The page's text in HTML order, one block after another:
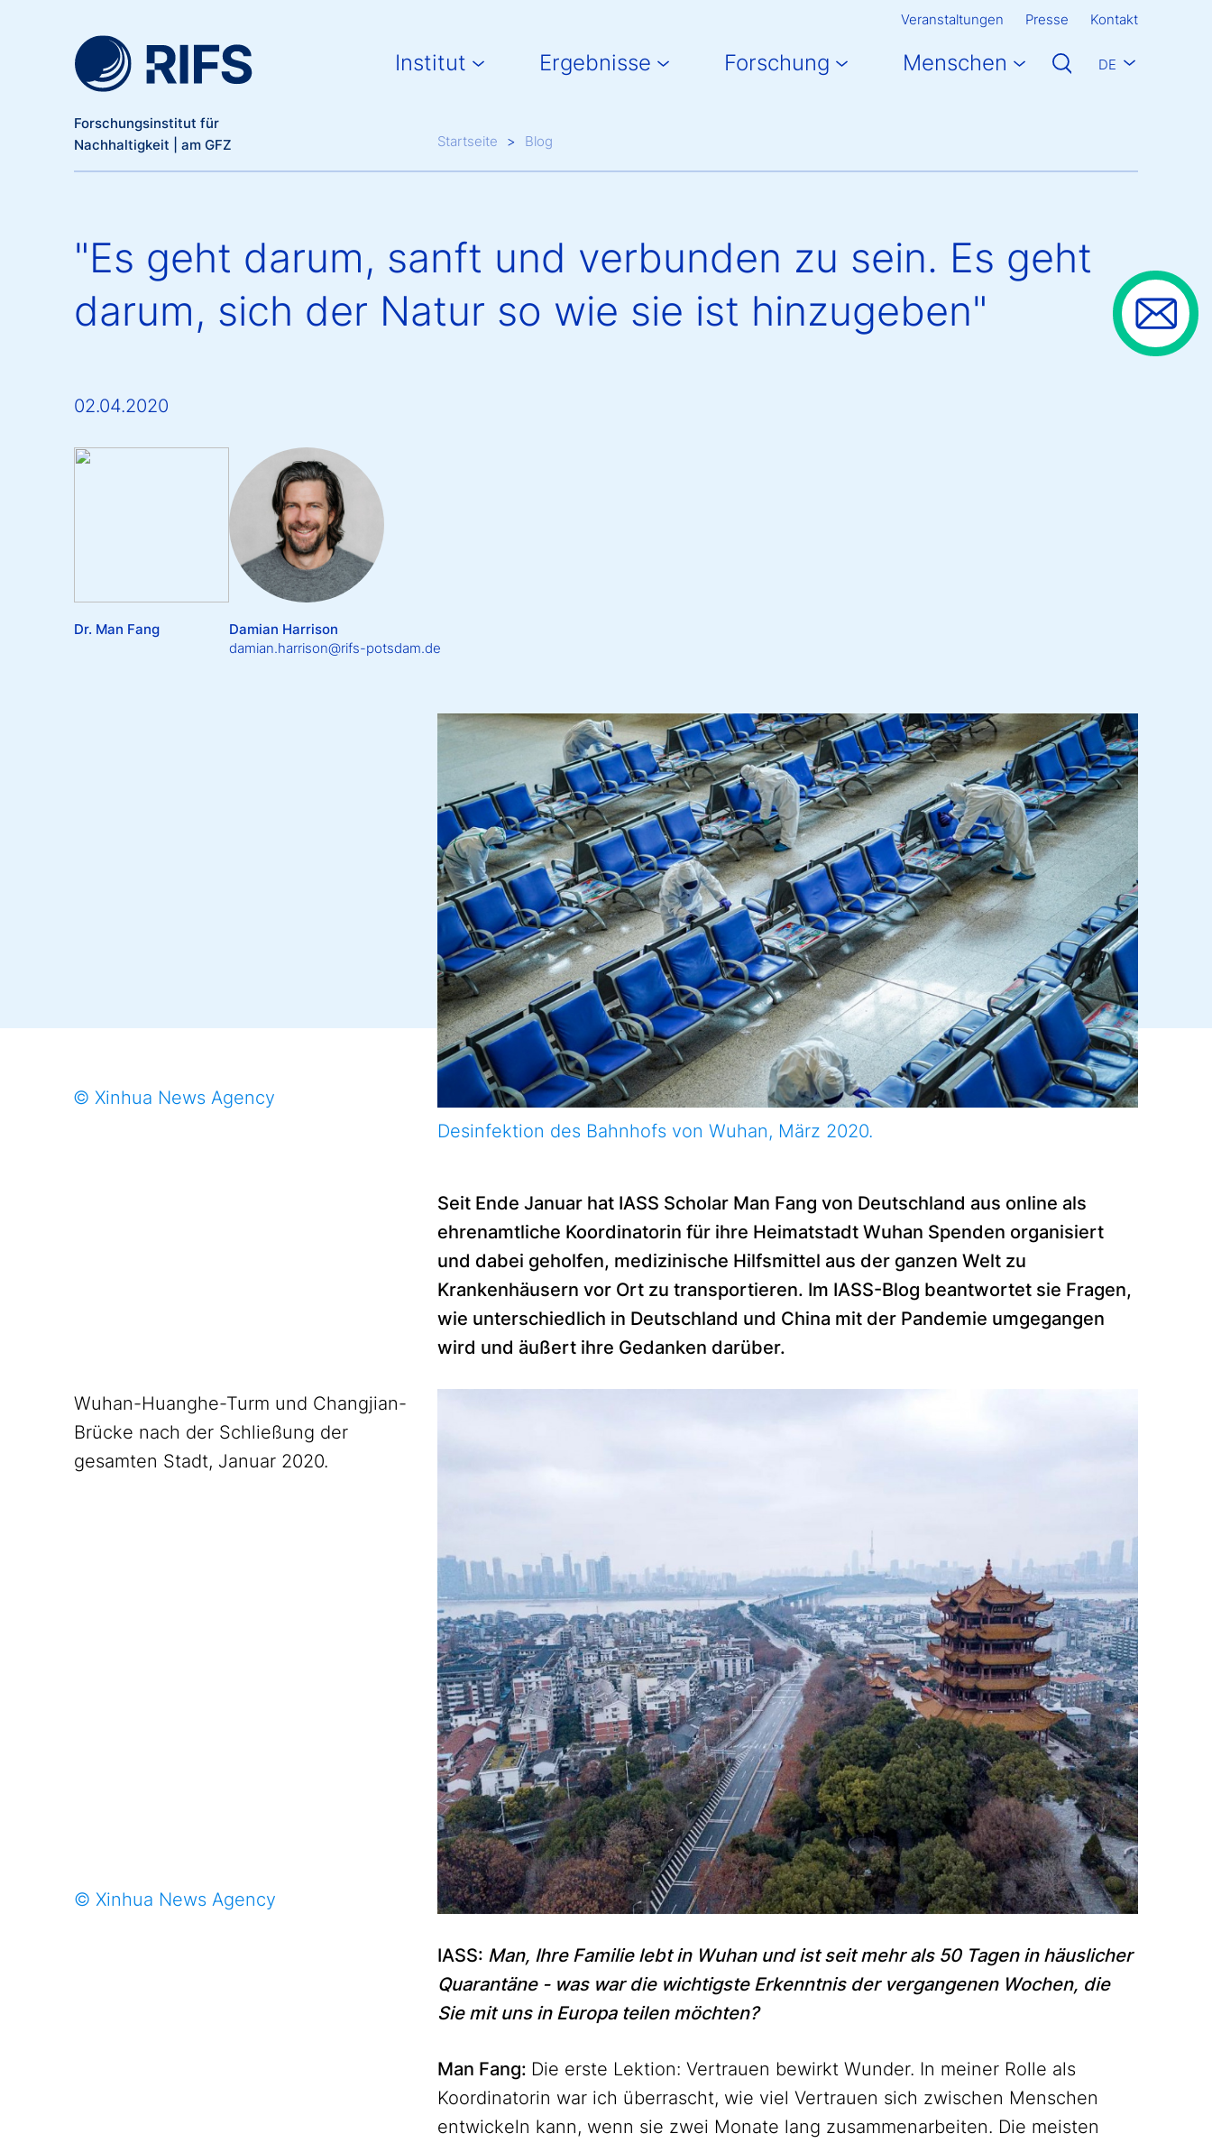
Veranstaltungen Presse Kontakt
Institut Ergebnisse Forschung Menschen DE
Forschungsinstitut für
Nachhaltigkeit | am GFZ
Breadcrumb
Startseite Blog
"Es geht darum, sanft und verbunden zu sein. Es geht
darum, sich der Natur so wie sie ist hinzugeben"
02.04.2020
Dr. Man Fang
Damian Harrison
damian.harrison@rifs-potsdam.de
© Xinhua News Agency
Desinfektion des Bahnhofs von Wuhan, März 2020.
Seit Ende Januar hat IASS Scholar Man Fang von Deutschland aus online als
ehrenamtliche Koordinatorin für ihre Heimatstadt Wuhan Spenden organisiert
und dabei geholfen, medizinische Hilfsmittel aus der ganzen Welt zu
Krankenhäusern vor Ort zu transportieren. Im IASS-Blog beantwortet sie Fragen,
wie unterschiedlich in Deutschland und China mit der Pandemie umgegangen
wird und äußert ihre Gedanken darüber.
Wuhan-Huanghe-Turm und Changjian-
Brücke nach der Schließung der
gesamten Stadt, Januar 2020.
© Xinhua News Agency
IASS: Man, Ihre Familie lebt in Wuhan und ist seit mehr als 50 Tagen in häuslicher
Quarantäne - was war die wichtigste Erkenntnis der vergangenen Wochen, die
Sie mit uns in Europa teilen möchten?
Man Fang: Die erste Lektion: Vertrauen bewirkt Wunder. In meiner Rolle als
Koordinatorin war ich überrascht, wie viel Vertrauen sich zwischen Menschen
entwickeln kann, wenn sie zwei Monate lang zusammenarbeiten. Die meisten